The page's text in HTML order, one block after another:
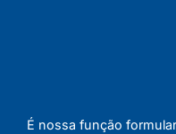
É nossa função